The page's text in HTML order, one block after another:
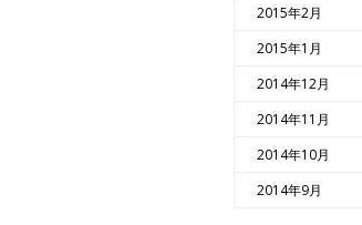
2015年2月
2015年1月
2014年12月
2014年11月
2014年10月
2014年9月